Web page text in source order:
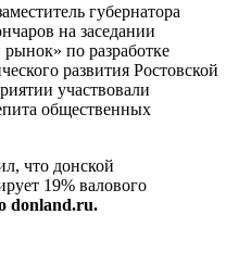
губернатора
на заседании
по разработке
развития Ростовской
участвовали
общественных
что донской
19% валового
donland.ru.